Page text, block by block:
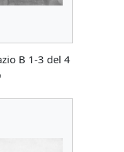
B 1-3 del 4